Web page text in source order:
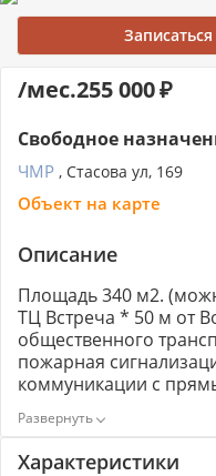
Свободное
ЧМР , Стасова ул, 169
Объект на карте
255 000
/мес.
Описание
Площадь 340 м2.
ТЦ Встреча * 50 м от
общественного
пожарная
коммуникации с
помещением 800 м2
#5/1651409/3069
Характеристики